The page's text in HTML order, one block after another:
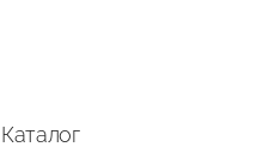
Каталог